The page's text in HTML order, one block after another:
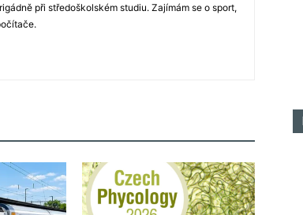
při středoškolském studiu. Zajímám se o sport,